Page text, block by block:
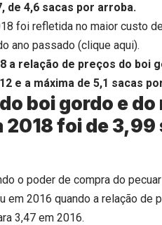
de 4,6 sacas por arroba.
foi refletida no maior custo
ano passado (clique aqui).
a relação de preços do boi
e a máxima de 5,1 sacas
boi gordo e
foi de 3,99
o poder de compra do
em 2016 quando a relação de
3,47 em 2016.